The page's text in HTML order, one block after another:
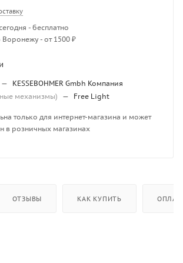
- бесплатно
Воронежу - от 1500 ₽
—
KESSEBOHMER Gmbh Компания
механизмы)
— Free Light
только для интернет-магазина и может
в розничных магазинах
ОТЗЫВЫ КАК КУПИТЬ